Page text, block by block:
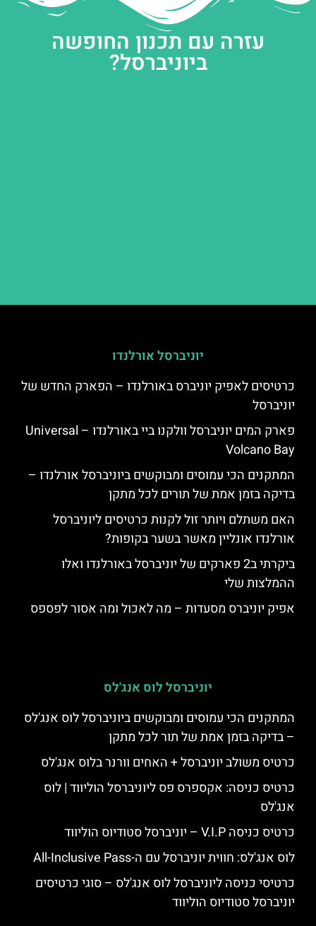
עזרה עם תכנון החופשה
ביוניברסל?
יוניברסל אורלנדו
כרטיסים לאפיק יוניברס באורלנדו – הפארק החדש של
יוניברסל
פארק המים יוניברסל וולקנו ביי באורלנדו – Universal
Volcano Bay
המתקנים הכי עמוסים ומבוקשים ביוניברסל אורלנדו –
בדיקה בזמן אמת של תורים לכל מתקן
האם משתלם ויותר זול לקנות כרטיסים ליוניברסל
אורלנדו אונליין מאשר בשער בקופות?
ביקרתי ב2 פארקים של יוניברסל באורלנדו ואלו
ההמלצות שלי
אפיק יוניברס מסעדות – מה לאכול ומה אסור לפספס
יוניברסל לוס אנג'לס
המתקנים הכי עמוסים ומבוקשים ביוניברסל לוס אנג'לס
– בדיקה בזמן אמת של תור לכל מתקן
כרטיס משולב יוניברסל + האחים וורנר בלוס אנג'לס
כרטיס כניסה: אקספרס פס ליוניברסל הוליווד | לוס
אנג'לס
כרטיס כניסה V.I.P – יוניברסל סטודיוס הוליווד
לוס אנג'לס: חווית יוניברסל עם ה-All-Inclusive Pass
כרטיסי כניסה ליוניברסל לוס אנג'לס – סוגי כרטיסים
יוניברסל סטודיוס הוליווד